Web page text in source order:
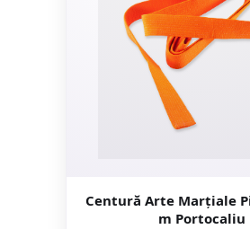
Centură Arte Marțiale
m Portocaliu